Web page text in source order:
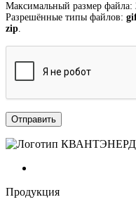
Максимальный размер файла:
Разрешённые типы файлов:
zip.
Продукция